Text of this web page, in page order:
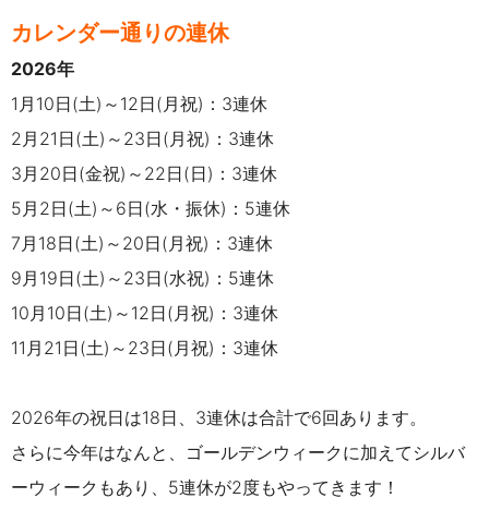
カレンダー通りの連休
2026年
1月10日(土)～12日(月祝)：3連休
2月21日(土)～23日(月祝)：3連休
3月20日(金祝)～22日(日)：3連休
5月2日(土)～6日(水・振休)：5連休
7月18日(土)～20日(月祝)：3連休
9月19日(土)～23日(水祝)：5連休
10月10日(土)～12日(月祝)：3連休
11月21日(土)～23日(月祝)：3連休
2026年の祝日は18日、3連休は合計で6回あります。
さらに今年はなんと、ゴールデンウィークに加えてシルバ
ーウィークもあり、5連休が2度もやってきます！